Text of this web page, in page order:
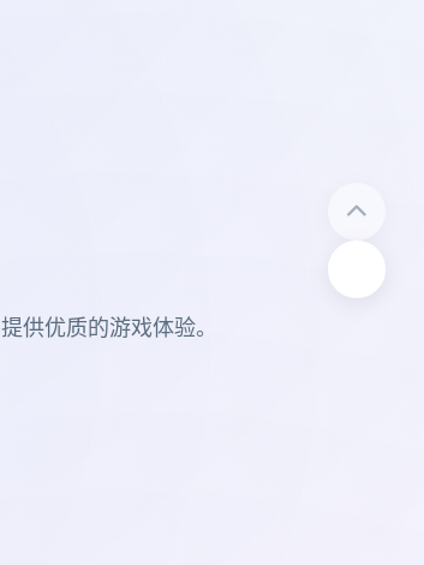
供优质的游戏体验。